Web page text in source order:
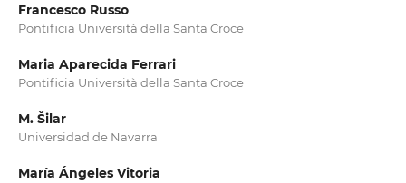
Francesco Russo
Pontificia Università della Santa Croce
Maria Aparecida Ferrari
Pontificia Università della Santa Croce
M. Šilar
Universidad de Navarra
María Ángeles Vitoria